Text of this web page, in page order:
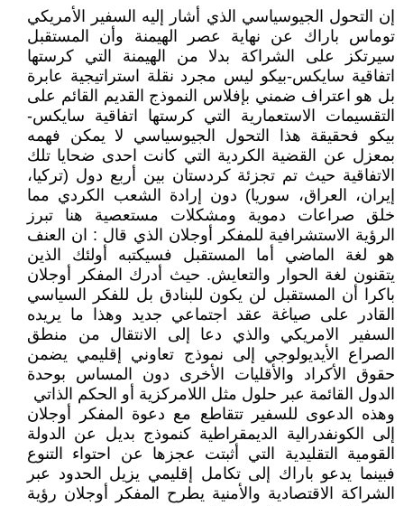
إن التحول الجيوسياسي الذي أشار إليه السفير الأمريكي
توماس باراك عن نهاية عصر الهيمنة وأن المستقبل
سيرتكز على الشراكة بدلا من الهيمنة التي كرستها
اتفاقية سايكس-بيكو ليس مجرد نقلة استراتيجية عابرة
بل هو اعتراف ضمني بإفلاس النموذج القديم القائم على
التقسيمات الاستعمارية التي كرستها اتفاقية سايكس-
بيكو فحقيقة هذا التحول الجيوسياسي لا يمكن فهمه
بمعزل عن القضية الكردية التي كانت احدى ضحايا تلك
الاتفاقية حيث تم تجزئة كردستان بين أربع دول (تركيا،
إيران، العراق، سوريا) دون إرادة الشعب الكردي مما
خلق صراعات دموية ومشكلات مستعصية هنا تبرز
الرؤية الاستشرافية للمفكر أوجلان الذي قال : ان العنف
هو لغة الماضي أما المستقبل فسيكتبه أولئك الذين
يتقنون لغة الحوار والتعايش. حيث أدرك المفكر أوجلان
باكرا أن المستقبل لن يكون للبنادق بل للفكر السياسي
القادر على صياغة عقد اجتماعي جديد وهذا ما يريده
السفير الامريكي والذي دعا إلى الانتقال من منطق
الصراع الأيديولوجي إلى نموذج تعاوني إقليمي يضمن
حقوق الأكراد والأقليات الأخرى دون المساس بوحدة
الدول القائمة عبر حلول مثل اللامركزية أو الحكم الذاتي
وهذه الدعوى للسفير تتقاطع مع دعوة المفكر أوجلان
إلى الكونفدرالية الديمقراطية كنموذج بديل عن الدولة
القومية التقليدية التي أثبتت عجزها عن احتواء التنوع
فبينما يدعو باراك إلى تكامل إقليمي يزيل الحدود عبر
الشراكة الاقتصادية والأمنية يطرح المفكر أوجلان رؤية